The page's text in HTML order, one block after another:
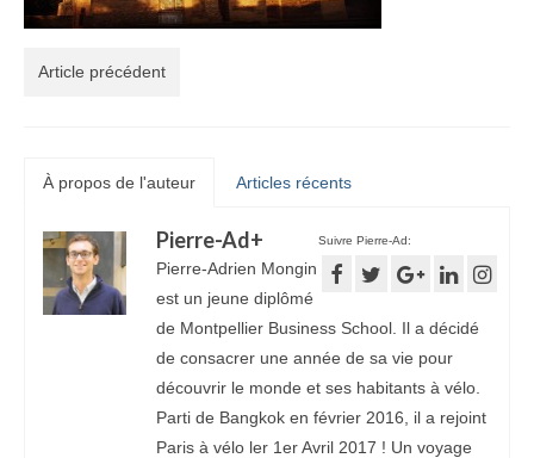
Article précédent
À propos de l'auteur Articles récents
Suivre Pierre-Ad:
Pierre-Ad+
Pierre-Adrien Mongin
est un jeune diplômé
de Montpellier Business School. Il a décidé
de consacrer une année de sa vie pour
découvrir le monde et ses habitants à vélo.
Parti de Bangkok en février 2016, il a rejoint
Paris à vélo ler 1er Avril 2017 ! Un voyage